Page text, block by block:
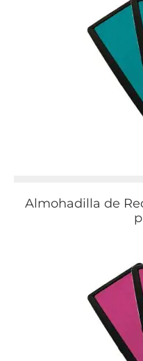
Almohadilla de